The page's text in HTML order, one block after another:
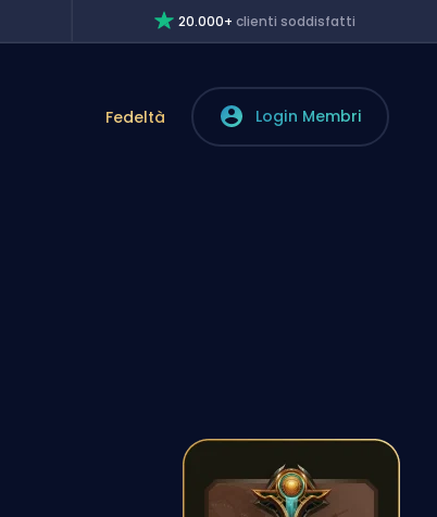
20.000+clienti soddisfatti
Fedeltà Login Membri